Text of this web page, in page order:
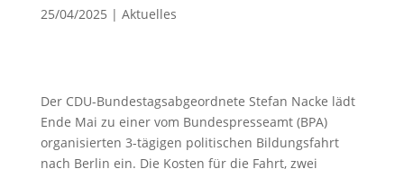
25/04/2025 | Aktuelles
Der CDU-Bundestagsabgeordnete Stefan Nacke lädt
Ende Mai zu einer vom Bundespresseamt (BPA)
organisierten 3-tägigen politischen Bildungsfahrt
nach Berlin ein. Die Kosten für die Fahrt, zwei